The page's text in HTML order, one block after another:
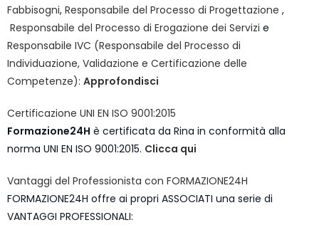
Fabbisogni, Responsabile del Processo di Progettazione ,
Responsabile del Processo di Erogazione dei Servizi e
Responsabile IVC (Responsabile del Processo di
Individuazione, Validazione e Certificazione delle
Competenze): Approfondisci
Certificazione UNI EN ISO 9001:2015
Formazione24H è certificata da Rina in conformità alla
norma UNI EN ISO 9001:2015. Clicca qui
Vantaggi del Professionista con FORMAZIONE24H
FORMAZIONE24H offre ai propri ASSOCIATI una serie di
VANTAGGI PROFESSIONALI: